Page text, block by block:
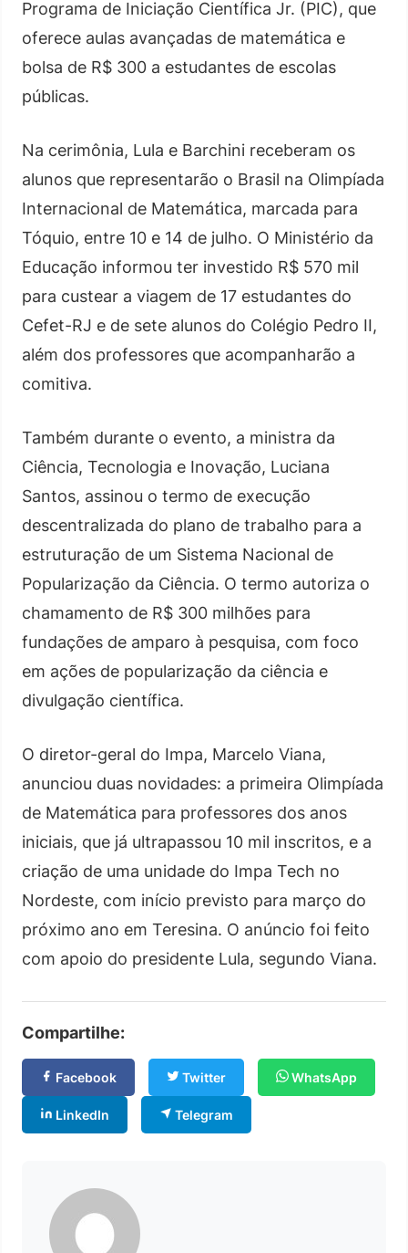
Programa de Iniciação Científica Jr. (PIC), que
oferece aulas avançadas de matemática e
bolsa de R$ 300 a estudantes de escolas
públicas.
Na cerimônia, Lula e Barchini receberam os
alunos que representarão o Brasil na Olimpíada
Internacional de Matemática, marcada para
Tóquio, entre 10 e 14 de julho. O Ministério da
Educação informou ter investido R$ 570 mil
para custear a viagem de 17 estudantes do
Cefet-RJ e de sete alunos do Colégio Pedro II,
além dos professores que acompanharão a
comitiva.
Também durante o evento, a ministra da
Ciência, Tecnologia e Inovação, Luciana
Santos, assinou o termo de execução
descentralizada do plano de trabalho para a
estruturação de um Sistema Nacional de
Popularização da Ciência. O termo autoriza o
chamamento de R$ 300 milhões para
fundações de amparo à pesquisa, com foco
em ações de popularização da ciência e
divulgação científica.
O diretor-geral do Impa, Marcelo Viana,
anunciou duas novidades: a primeira Olimpíada
de Matemática para professores dos anos
iniciais, que já ultrapassou 10 mil inscritos, e a
criação de uma unidade do Impa Tech no
Nordeste, com início previsto para março do
próximo ano em Teresina. O anúncio foi feito
com apoio do presidente Lula, segundo Viana.
Compartilhe:
Facebook Twitter WhatsApp
LinkedIn Telegram